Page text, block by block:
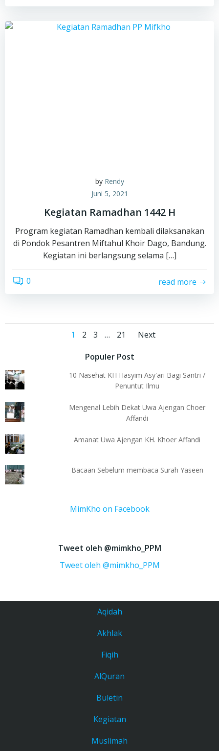
by Rendy
Juni 5, 2021
Kegiatan Ramadhan 1442 H
Program kegiatan Ramadhan kembali dilaksanakan
di Pondok Pesantren Miftahul Khoir Dago, Bandung.
Kegiatan ini berlangsung selama […]
0 read more
Posts
navigation
Page
1 Page
2 Page
3 … Page
21
Posts
Next
Populer Post
10 Nasehat KH Hasyim Asy'ari Bagi Santri /
Penuntut Ilmu
Mengenal Lebih Dekat Uwa Ajengan Choer
Affandi
Amanat Uwa Ajengan KH. Khoer Affandi
Bacaan Sebelum membaca Surah Yaseen
MimKho on Facebook
Tweet oleh @mimkho_PPM
Tweet oleh @mimkho_PPM
Aqidah
Akhlak
Fiqih
AlQuran
Buletin
Kegiatan
Muslimah